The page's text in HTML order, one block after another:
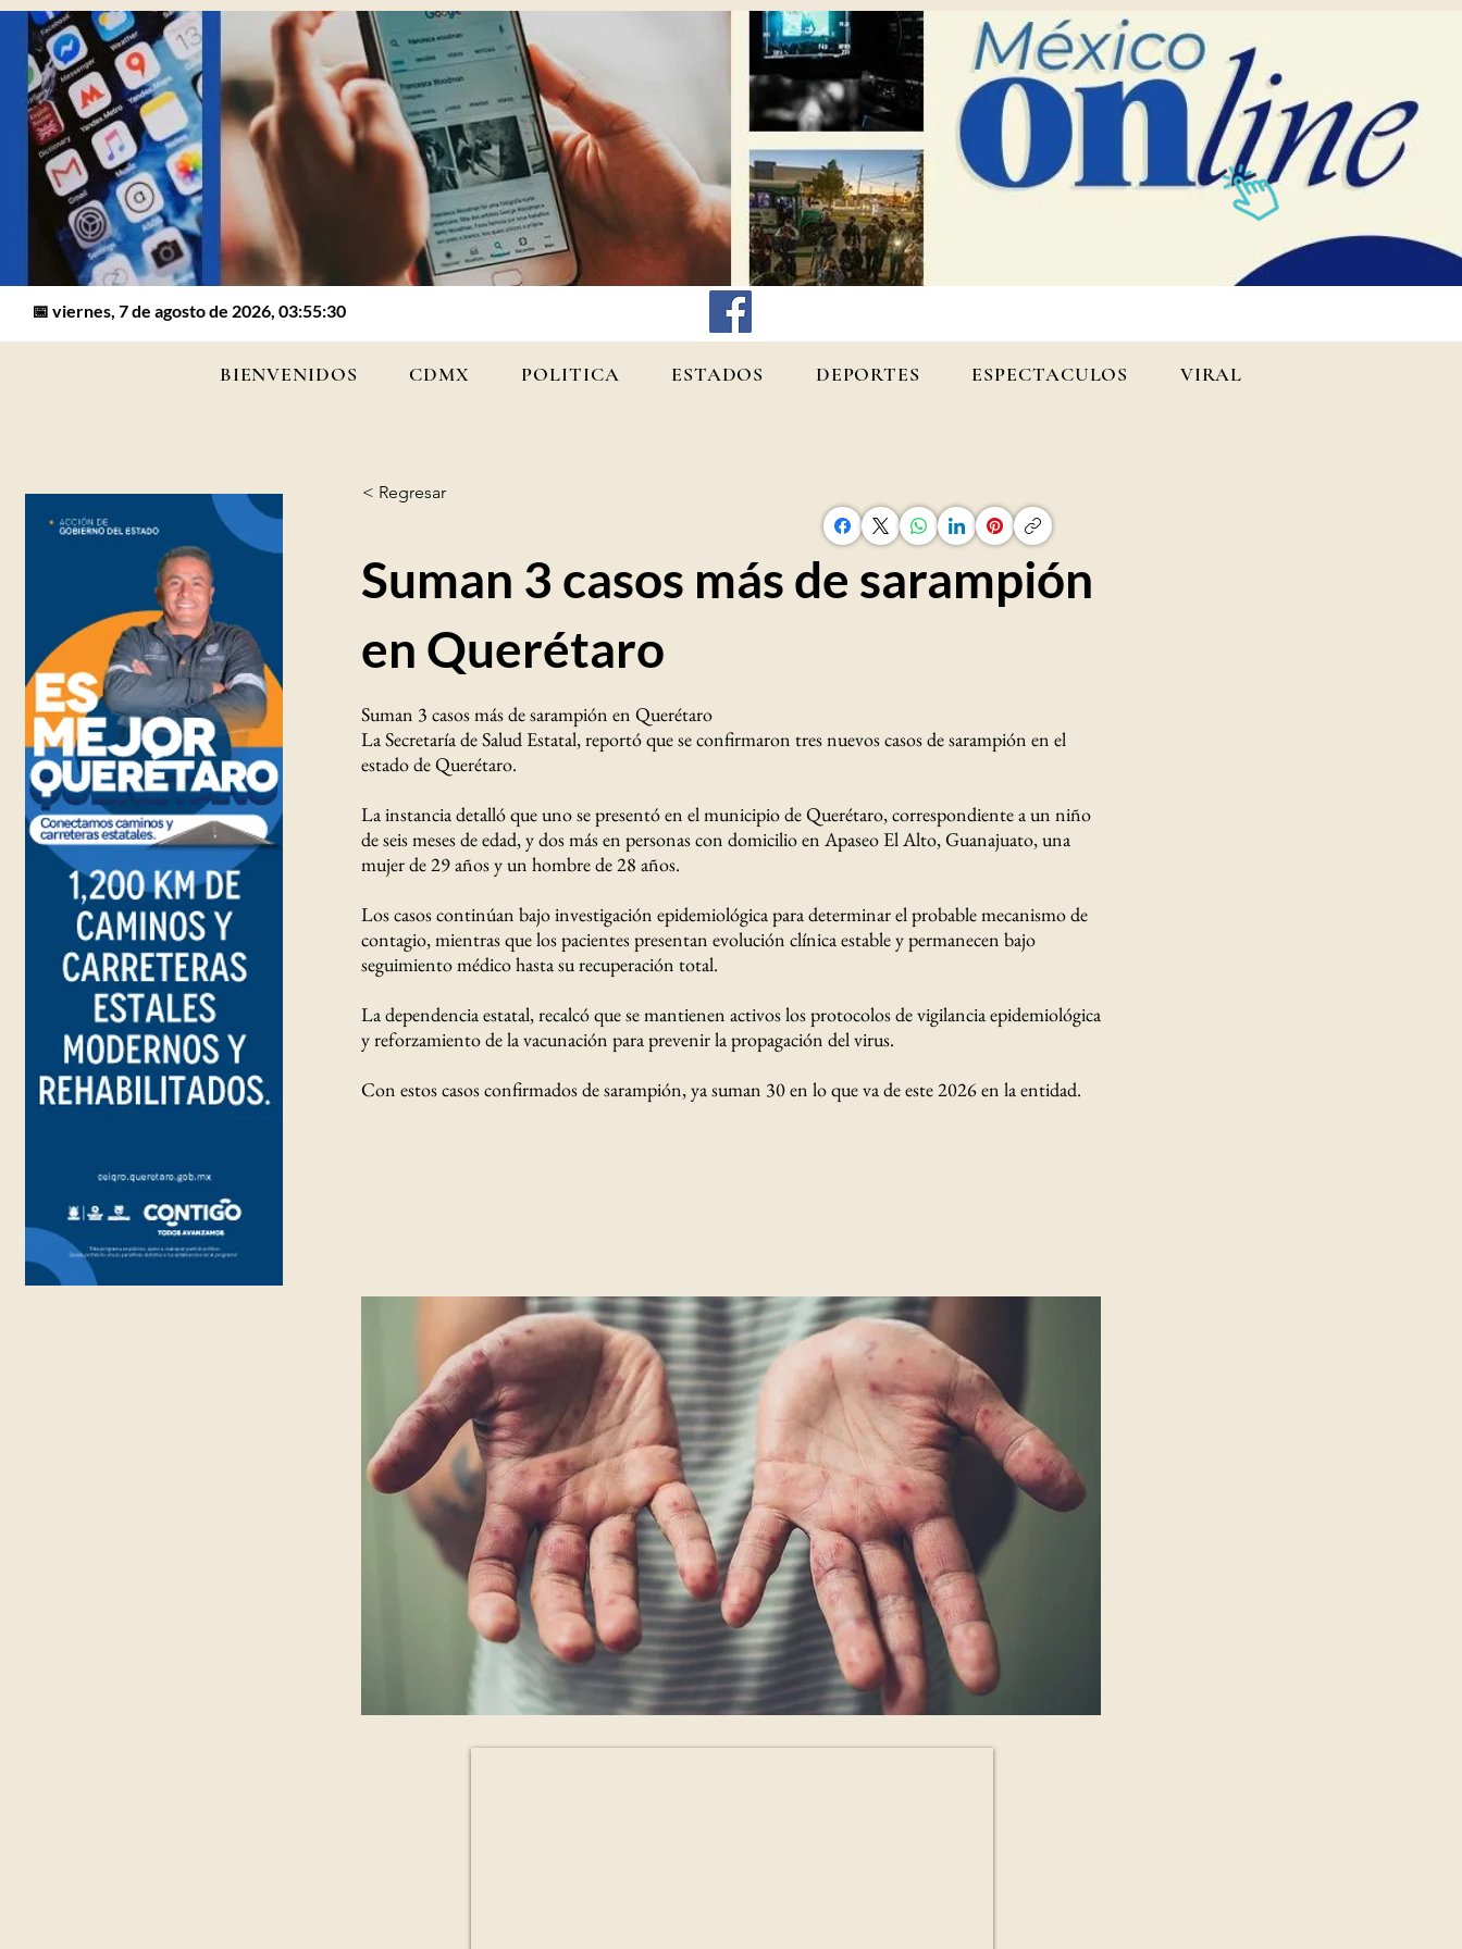
📅 viernes, 7 de agosto de 2026, 03:55:30
BIENVENIDOS CDMX POLITICA ESTADOS DEPORTES ESPECTACULOS VIRAL
< Regresar
Suman 3 casos más de sarampión
en Querétaro
Suman 3 casos más de sarampión en Querétaro
La Secretaría de Salud Estatal, reportó que se confirmaron tres nuevos casos de sarampión en el
estado de Querétaro.
La instancia detalló que uno se presentó en el municipio de Querétaro, correspondiente a un niño
de seis meses de edad, y dos más en personas con domicilio en Apaseo El Alto, Guanajuato, una
mujer de 29 años y un hombre de 28 años.
Los casos continúan bajo investigación epidemiológica para determinar el probable mecanismo de
contagio, mientras que los pacientes presentan evolución clínica estable y permanecen bajo
seguimiento médico hasta su recuperación total.
La dependencia estatal, recalcó que se mantienen activos los protocolos de vigilancia epidemiológica
y reforzamiento de la vacunación para prevenir la propagación del virus.
Con estos casos confirmados de sarampión, ya suman 30 en lo que va de este 2026 en la entidad.